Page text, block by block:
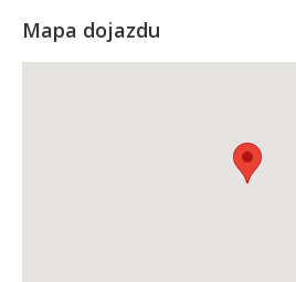
Mapa dojazdu